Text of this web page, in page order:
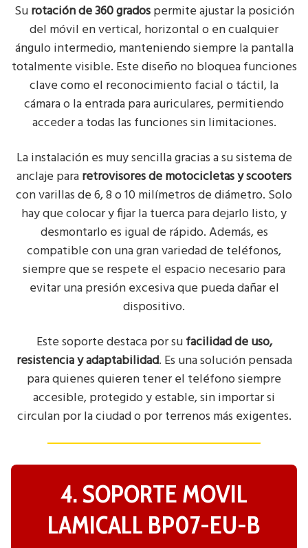
Surotación de 360 gradospermite ajustar la posición
del móvil en vertical, horizontal o en cualquier
ángulo intermedio, manteniendo siempre la pantalla
totalmente visible. Este diseño no bloquea funciones
clave como el reconocimiento facial o táctil, la
cámara o la entrada para auriculares, permitiendo
acceder a todas las funciones sin limitaciones.
La instalación es muy sencilla gracias a su sistema de
anclaje pararetrovisores de motocicletas y scooters
con varillas de 6, 8 o 10 milímetros de diámetro. Solo
hay que colocar y fijar la tuerca para dejarlo listo, y
desmontarlo es igual de rápido. Además, es
compatible con una gran variedad de teléfonos,
siempre que se respete el espacio necesario para
evitar una presión excesiva que pueda dañar el
dispositivo.
Este soporte destaca por sufacilidad de uso,
resistencia y adaptabilidad. Es una solución pensada
para quienes quieren tener el teléfono siempre
accesible, protegido y estable, sin importar si
circulan por la ciudad o por terrenos más exigentes.
4. SOPORTE MOVIL
LAMICALL BP07-EU-B